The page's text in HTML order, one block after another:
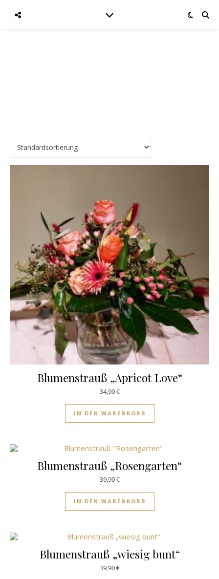
Blumenstrauß „Apricot Love“
34,90€
IN DEN WARENKORB
Blumenstrauß „Rosengarten“
39,90€
IN DEN WARENKORB
Blumenstrauß „wiesig bunt“
39,90€